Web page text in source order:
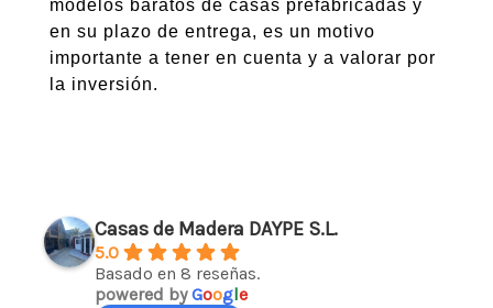
modelos baratos de casas prefabricadas y
en su plazo de entrega, es un motivo
importante a tener en cuenta y a valorar por
la inversión.
Casas de Madera DAYPE S.L.
5.0
Basado en 8 reseñas.
powered byGoogle